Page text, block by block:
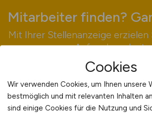
Mitarbeiter finden?
Mit Ihrer Stellenanzeige
Aufmerksamkeit.
Jetzt inserieren
Cookies
Wir verwenden Cookies, um Ihnen unsere
bestmöglich und mit relevanten Inhalten
sind einige Cookies für die Nutzung und